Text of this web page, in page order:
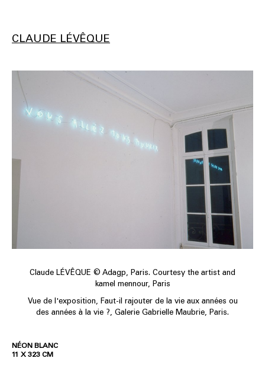
CLAUDE LÉVÊQUE
Claude LÉVÊQUE © Adagp, Paris. Courtesy the artist and
kamel mennour, Paris
Vue de l'exposition, Faut-il rajouter de la vie aux années ou
des années à la vie ?, Galerie Gabrielle Maubrie, Paris.
NÉON BLANC
11 X 323 CM